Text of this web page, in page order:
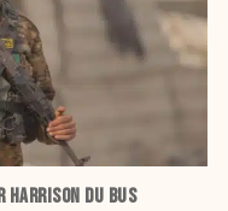
HARRISON DU BUS